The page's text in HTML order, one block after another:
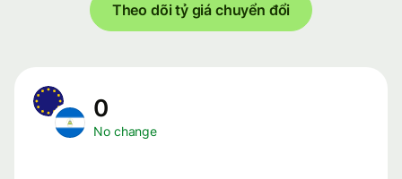
Theo dõi tỷ giá chuyển đổi
0
No change